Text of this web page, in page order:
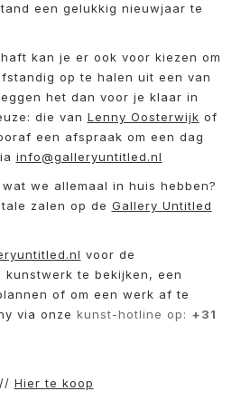
een gelukkig nieuwjaar te
kan je er ook voor kiezen om
op te halen uit een van
het dan voor je klaar in
die van Lenny Oosterwijk of
een afspraak om een dag
info@galleryuntitled.nl
we allemaal in huis hebben?
zalen op de Gallery Untitled
voor de
kunstwerk te bekijken, een
of om een werk af te
via onze kunst-hotline op: +31
Hier te koop